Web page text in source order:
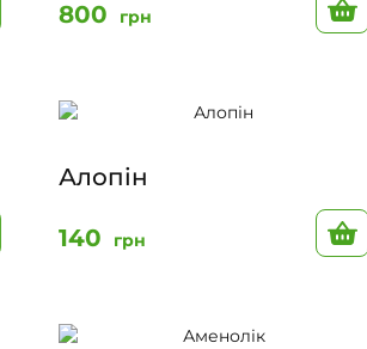
До кошику
800 грн
До кошику
Алопін
140 грн